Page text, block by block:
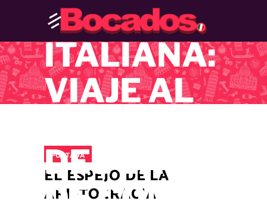
ITALIANA:
VIAJE AL
DEL LAGO
PORTADA
EL ESPEJO DE LA
ARISTOCRACIA